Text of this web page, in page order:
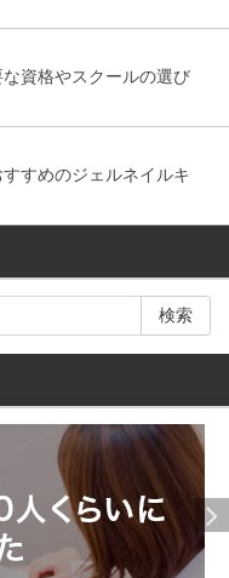
資格やスクールの選び
すめのジェルネイルキ